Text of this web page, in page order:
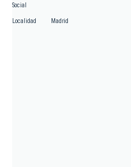
Social
Localidad Madrid